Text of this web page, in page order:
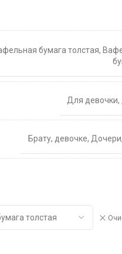
бумага толстая,
Для девочки,
Брату, девочке, Дочери,